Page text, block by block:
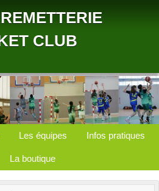
CLUB
Les équipes Infos pratiques
La boutique